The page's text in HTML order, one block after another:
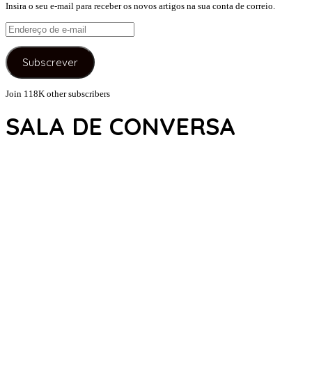
Insira o seu e-mail para receber os novos artigos na sua conta de correio.
Endereço
de
e-
mail
Subscrever
Join 118K other subscribers
SALA DE CONVERSA